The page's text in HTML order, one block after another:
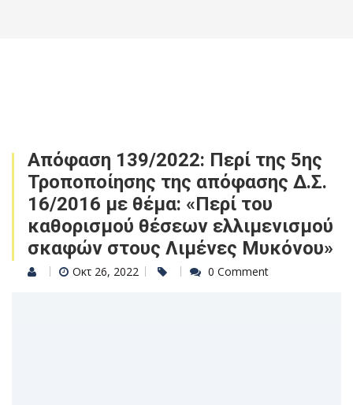
Απόφαση 139/2022: Περί της 5ης
Τροποποίησης της απόφασης Δ.Σ.
16/2016 με θέμα: «Περί του
καθορισμού θέσεων ελλιμενισμού
σκαφών στους Λιμένες Μυκόνου»
Οκτ 26, 2022 0 Comment